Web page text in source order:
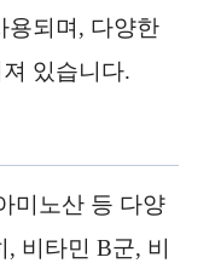
용되며, 다양한
있습니다.
미노산 등 다양
비타민 B군, 비